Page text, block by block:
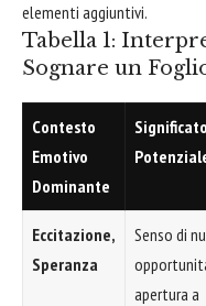
elementi aggiuntivi.
Tabella 1:
Sognare un
Contesto
Emotivo
Dominante
Significato
Eccitazione,
Speranza
Senso di
apertura a